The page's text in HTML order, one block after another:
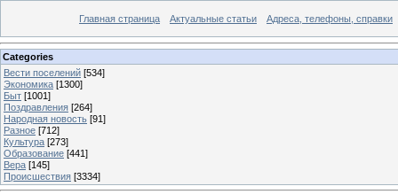
Главная страница Актуальные статьи Адреса, телефоны, справки
Categories
Вести поселений [534]
Экономика [1300]
Быт [1001]
Поздравления [264]
Народная новость [91]
Разное [712]
Культура [273]
Образование [441]
Вера [145]
Происшествия [3334]